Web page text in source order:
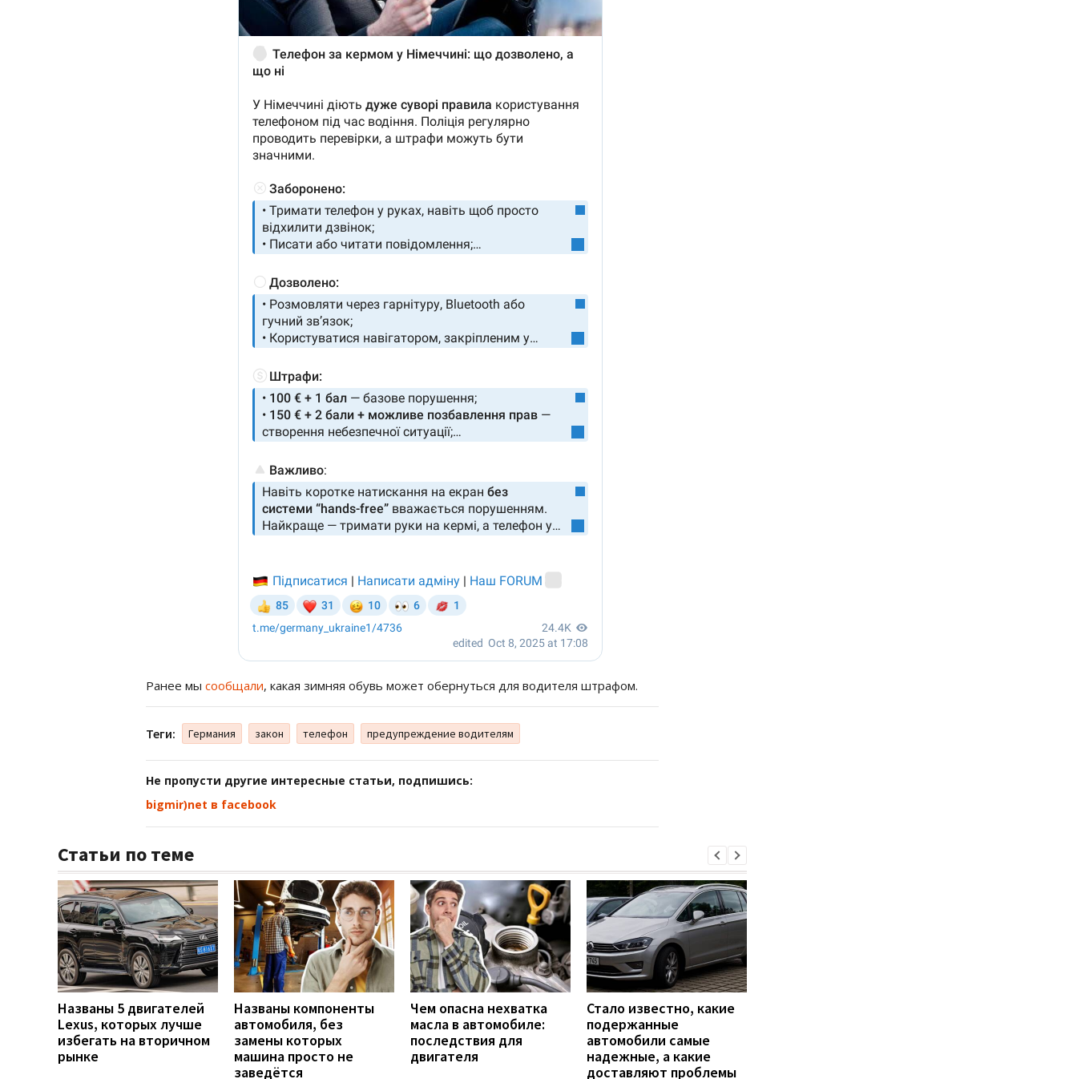
Ранее мы сообщали, какая зимняя обувь может обернуться для водителя штрафом.
Теги: Германия закон телефон предупреждение водителям
Не пропусти другие интересные статьи, подпишись:
bigmir)net в facebook
Статьи по теме
Названы 5 двигателей
Lexus, которых лучше
избегать на вторичном
рынке
Названы компоненты
автомобиля, без
замены которых
машина просто не
заведётся
Чем опасна нехватка
масла в автомобиле:
последствия для
двигателя
Стало известно, какие
подержанные
автомобили самые
надежные, а какие
доставляют проблемы